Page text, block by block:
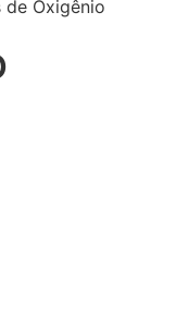
Oxigênio